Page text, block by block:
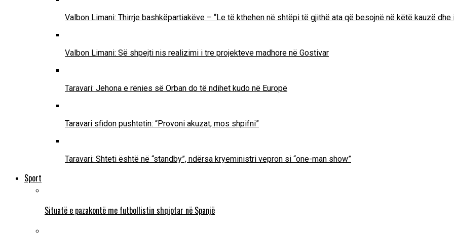
Valbon Limani: Thirrje bashkëpartiakëve – “Le të kthehen në shtëpi të gjithë ata që besojnë në këtë kauzë dhe
Valbon Limani: Së shpejti nis realizimi i tre projekteve madhore në Gostivar
Taravari: Jehona e rënies së Orban do të ndihet kudo në Europë
Taravari sfidon pushtetin: “Provoni akuzat, mos shpifni”
Taravari: Shteti është në “standby”, ndërsa kryeministri vepron si “one-man show”
Sport
Situatë e pazakontë me futbollistin shqiptar në Spanjë